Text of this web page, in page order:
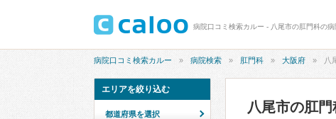
病院口コミ検索カルー - 八尾市の肛門科の
病院口コミ検索カルー 病院検索 肛門科 大阪府 八
八尾市の肛
エリアを絞り込む
都道府県を選択